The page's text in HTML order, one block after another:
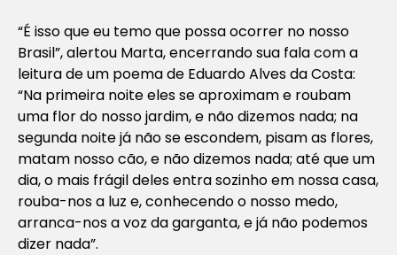
“É isso que eu temo que possa ocorrer no nosso
Brasil”, alertou Marta, encerrando sua fala com a
leitura de um poema de Eduardo Alves da Costa:
“Na primeira noite eles se aproximam e roubam
uma flor do nosso jardim, e não dizemos nada; na
segunda noite já não se escondem, pisam as flores,
matam nosso cão, e não dizemos nada; até que um
dia, o mais frágil deles entra sozinho em nossa casa,
rouba-nos a luz e, conhecendo o nosso medo,
arranca-nos a voz da garganta, e já não podemos
dizer nada”.